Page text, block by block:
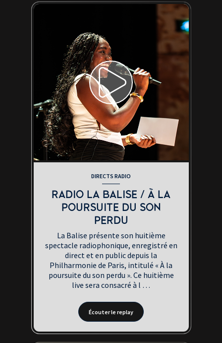
DIRECTS RADIO
RADIO LA BALISE / À LA
POURSUITE DU SON
PERDU
La Balise présente son huitième
spectacle radiophonique, enregistré en
direct et en public depuis la
Philharmonie de Paris, intitulé « À la
poursuite du son perdu ». Ce huitième
live sera consacré à l …
Écouter le replay